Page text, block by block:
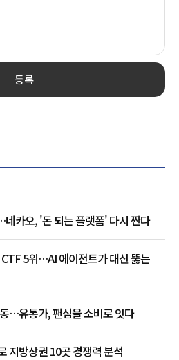
등록
카오, '돈 되는 플랫폼' 다시 짠다
5위…AI 에이전트가 대신 뚫는
…유통가, 팬심을 소비로 잇다
지방상권 10곳 경쟁력 분석